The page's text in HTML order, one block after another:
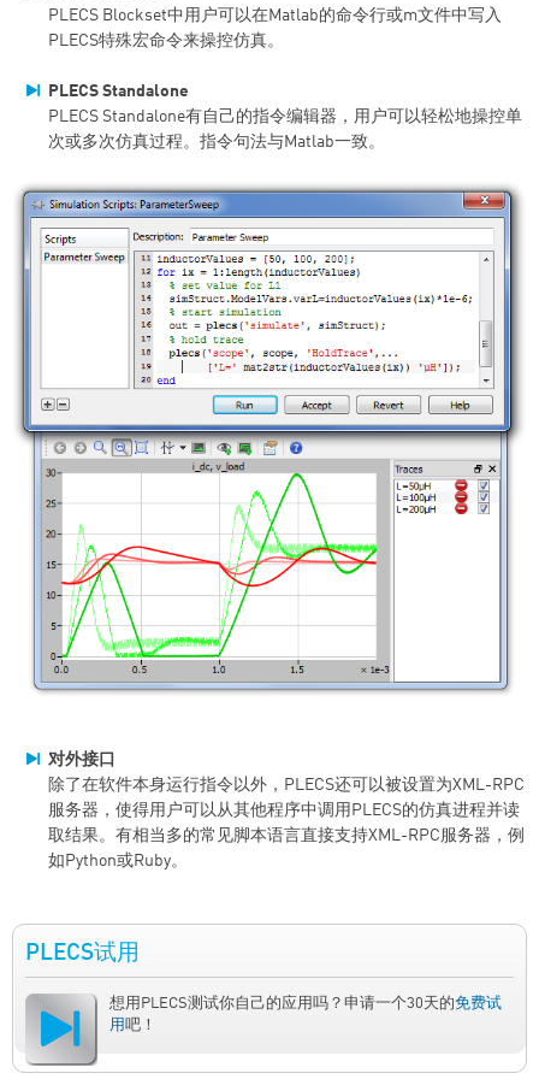
PLECS Blockset中用户可以在Matlab的命令行或m文件中写入
PLECS特殊宏命令来操控仿真。
PLECS Standalone
PLECS Standalone有自己的指令编辑器，用户可以轻松地操控单
次或多次仿真过程。指令句法与Matlab一致。
对外接口
除了在软件本身运行指令以外，PLECS还可以被设置为XML-RPC
服务器，使得用户可以从其他程序中调用PLECS的仿真进程并读
取结果。有相当多的常见脚本语言直接支持XML-RPC服务器，例
如Python或Ruby。
PLECS试用
想用PLECS测试你自己的应用吗？申请一个30天的免费试
用吧！